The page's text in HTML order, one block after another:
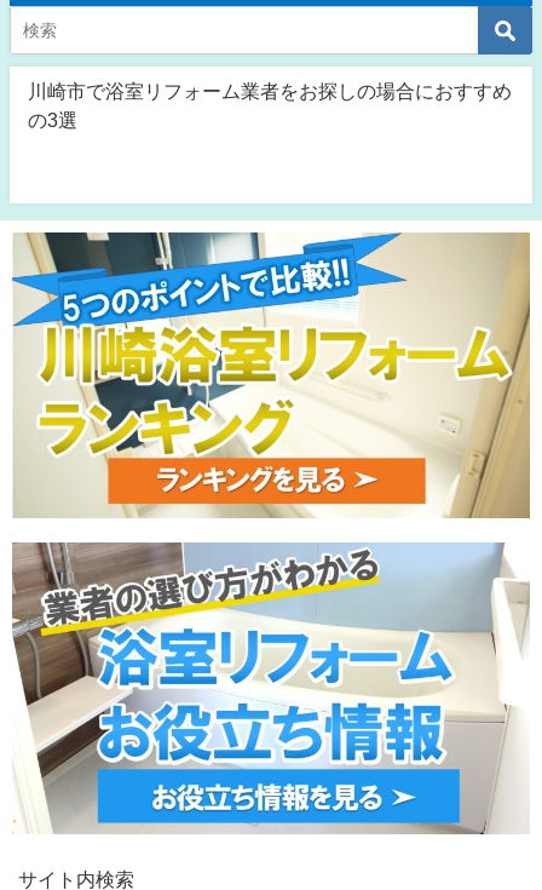
川崎市で浴室リフォーム業者をお探しの場合におすすめ
の3選
サイト内検索